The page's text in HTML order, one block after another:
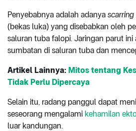
Penyebabnya adalah adanya scarring
(bekas luka) yang disebabkan oleh
saluran tuba falopi. Jaringan parut
sumbatan di saluran tuba dan
Artikel Lainnya: Mitos tentang
Tidak Perlu Dipercaya
Selain itu, radang panggul dapat
seseorang mengalami kehamilan
luar kandungan.